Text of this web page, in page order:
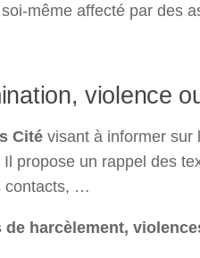
même affecté par des
violence
Cité visant à informer sur
Il propose un rappel des
contacts, …
de harcèlement,